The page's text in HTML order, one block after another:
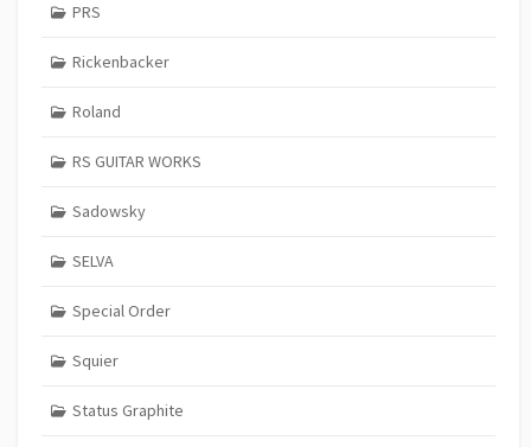
PRS
Rickenbacker
Roland
RS GUITAR WORKS
Sadowsky
SELVA
Special Order
Squier
Status Graphite